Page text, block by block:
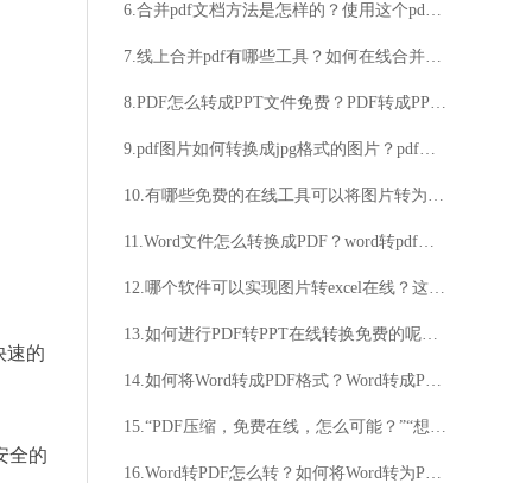
速的
全的
6.合并pdf文档方法是怎样的？使用这个pdf转换工具就可以！
7.线上合并pdf有哪些工具？如何在线合并pdf文件？
8.PDF怎么转成PPT文件免费？PDF转成PPT技巧分享给大家
9.pdf图片如何转换成jpg格式的图片？pdf图片转换成jpg格式步骤分享
10.有哪些免费的在线工具可以将图片转为PDF？图片转PDF在线工具的使用步骤是什么？
11.Word文件怎么转换成PDF？word转pdf步骤详解
12.哪个软件可以实现图片转excel在线？这个软件就可以
13.如何进行PDF转PPT在线转换免费的呢？PDF转PPT在线转换免费操作方法
14.如何将Word转成PDF格式？Word转成PDF格式的方法
15.“PDF压缩，免费在线，怎么可能？”“想要免费在线压缩PDF？来试试吧！”
16.Word转PDF怎么转？如何将Word转为PDF？